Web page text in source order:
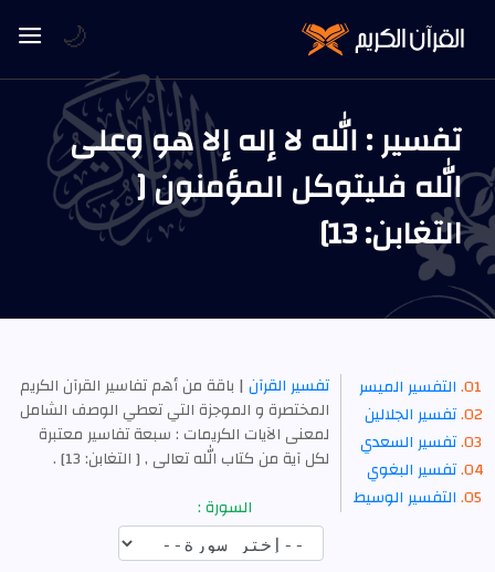
تفسير : الله لا إله إلا هو وعلى
الله فليتوكل المؤمنون [
التغابن: 13]
التفسير الميسر
تفسير الجلالين
تفسير السعدي
تفسير البغوي
التفسير الوسيط
تفسير القرآن | باقة من أهم تفاسير القرآن الكريم
المختصرة و الموجزة التي تعطي الوصف الشامل
لمعنى الآيات الكريمات : سبعة تفاسير معتبرة
لكل آية من كتاب الله تعالى , [ التغابن: 13] .
السورة :
🌙